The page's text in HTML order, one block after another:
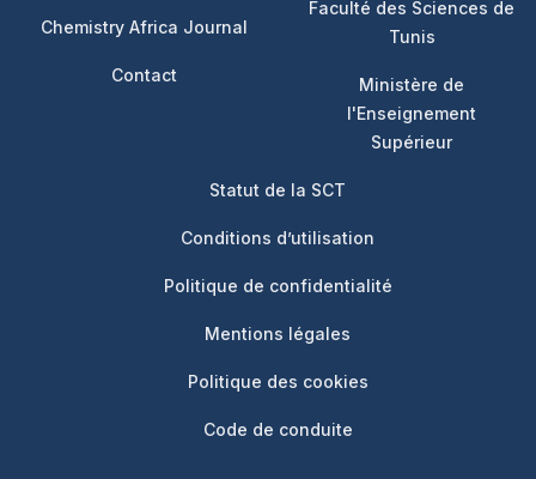
Chemistry Africa Journal
Contact
Faculté des Sciences de
Tunis
Ministère de
l'Enseignement
Supérieur
Statut de la SCT
Conditions d’utilisation
Politique de confidentialité
Mentions légales
Politique des cookies
Code de conduite